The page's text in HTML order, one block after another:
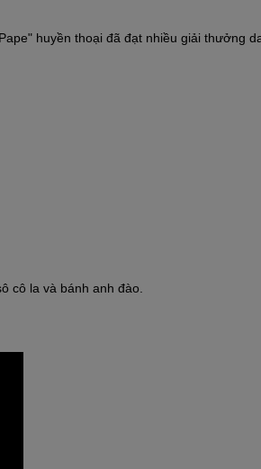
huyền thoại đã đạt nhiều giải thưởng
cô la và bánh anh đào.